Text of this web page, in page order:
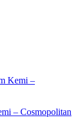
Kemi –
– Cosmopolitan